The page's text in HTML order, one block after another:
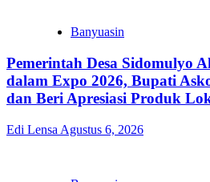
Banyuasin
Pemerintah Desa Sidomulyo
dalam Expo 2026, Bupati
dan Beri Apresiasi Produk
Edi Lensa Agustus 6, 2026